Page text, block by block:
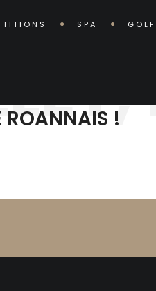
SPA
VOUS EN
ROANNAIS !